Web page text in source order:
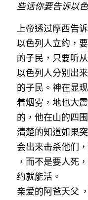
些话你要告诉以色
上帝透过摩西告
以色列人立约，
的子民，只要听
以色列人分别出
的子民。神在显
着烟雾，地也大
的，他在山的四
清楚的知道如果
会出来击杀他们
，而不是要人死
约就能活。
亲爱的阿爸天父